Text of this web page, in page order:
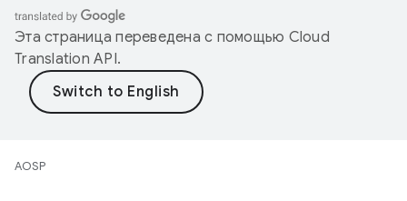
Эта страница переведена с помощью Cloud
Translation API.
AOSP